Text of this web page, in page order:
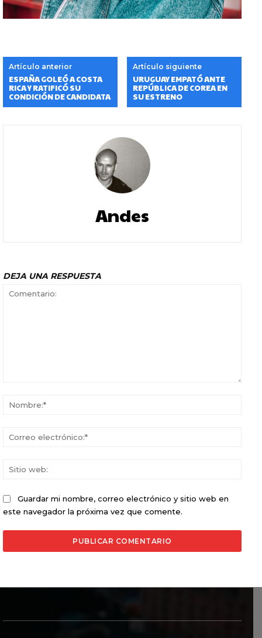
Artículo anterior
ESPAÑA GOLEÓ A COSTA
RICA Y RATIFICÓ SU
CONDICIÓN DE CANDIDATA
Artículo siguiente
URUGUAY EMPATÓ ANTE
REPÚBLICA DE COREA EN
SU ESTRENO
Andes
DEJA UNA RESPUESTA
Guardar mi nombre, correo electrónico y sitio web en
este navegador la próxima vez que comente.